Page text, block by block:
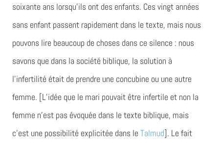
soixante ans lorsqu’ils ont des enfants. Ces vingt années
sans enfant passent rapidement dans le texte, mais nous
pouvons lire beaucoup de choses dans ce silence : nous
savons que dans la société biblique, la solution à
l’infertilité était de prendre une concubine ou une autre
femme. [L’idée que le mari pouvait être infertile et non la
femme n’est pas évoquée dans le texte biblique, mais
c’est une possibilité explicitée dans le Talmud]. Le fait